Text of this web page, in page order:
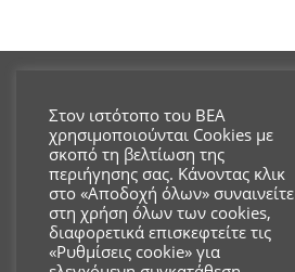
Στον ιστότοπο του ΒΕΑ
χρησιμοποιούνται Cookies με
σκοπό τη βελτίωση της
περιήγησης σας. Κάνοντας κλικ
στο «Αποδοχή όλων» συναινείτε
στη χρήση όλων των cookies,
διαφορετικά επισκεφτείτε τις
«Ρυθμίσεις cookie» για